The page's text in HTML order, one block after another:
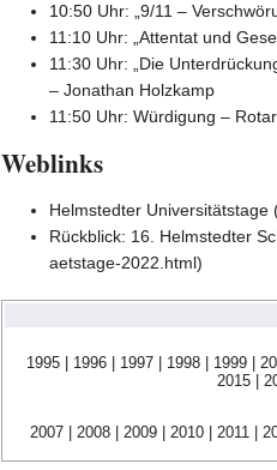
10:50 Uhr: „9/11 –
11:10 Uhr: „Attentat und
11:30 Uhr: „Die
– Jonathan Holzkamp
11:50 Uhr: Würdigung –
Weblinks
Helmstedter Universitätstage
Rückblick: 16. Helmstedter
1995| 1996| 1997| 1998| 1999|
2015|
2007
2008 2009 2010 2011